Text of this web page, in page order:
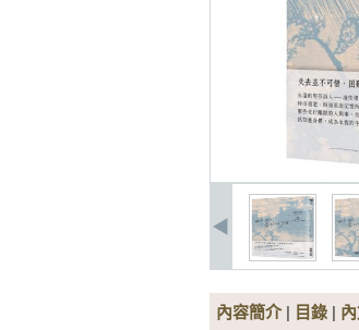
內容簡介| 目錄 |